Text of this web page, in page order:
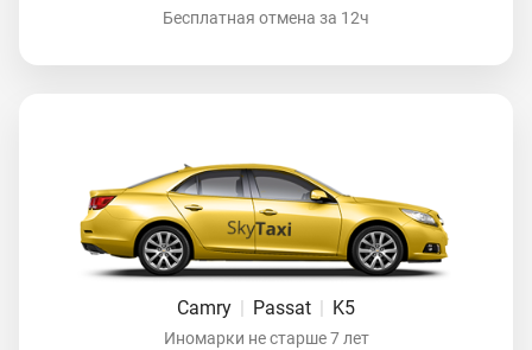
Бесплатная отмена за 12ч
Camry Passat K5
Иномарки не старше 7 лет